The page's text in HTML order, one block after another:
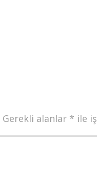
Gerekli alanlar * ile